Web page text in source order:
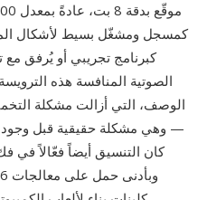
كبرنامج تجريبي أو يُرفق
الوصف، التي أزالت مشكلة
— وهي مشكلة حقيقية قبل وجود
كان التنسيق أيضاً فعّالاً في